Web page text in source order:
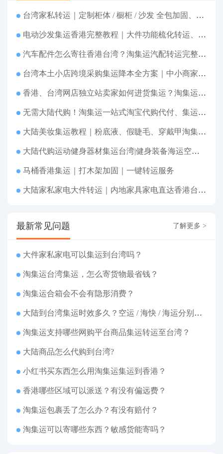
台湾家私转运｜定制柜体 / 橱柜 / 沙发 全包加固、清关包税、送货到府
电动沙发集运香港完整教程｜大件功能梳化转运、打包清关上门派送
汽车配件怎么寄往香港台湾？淘集运汽配转运完整教程
台湾本土小店跨境采购集运降本全方案｜中小商家跨境物流优化攻略
香港、台湾网店独立站卖家如何进货集运？淘集运一站式采购转运方案
无需大陆代购！淘集运一站式淘宝代购代付、集运转运直达台湾
大陆美妆集运教程｜粉底液、假睫毛、穿戴甲淘集运香港台湾转运&台湾代购完整指南
大陆代购运动健身器材集运台湾|健身装备海运空运直送、送货到府
马桶香港集运｜打木架加固｜一键转运服务
大陆家私家电大件转运｜内地家具家电直达香港台湾送货上府
最新常见问题 了解更多 >
大件家私家电可以集运到台湾吗？
淘集运台湾集运，怎么寄货物最省钱？
淘集运合箱会不会有隐形消费？
大陆到台湾集运时效多久？空运 / 海快 / 海运分别几天
淘集运支持哪些网购平台商品集运转运至台湾？
大陆商品怎么代购到台湾?
小红书买东西怎么用淘集运集运到香港？
香港哪些区域可以派送？有没有偏远费？
淘集运包裹丢了怎么办？有没有赔付？
淘集运可以寄哪些东西？敏感货能寄吗？